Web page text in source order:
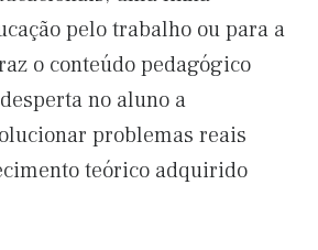
pelo trabalho ou para a
o conteúdo pedagógico
no aluno a
problemas reais
teórico adquirido